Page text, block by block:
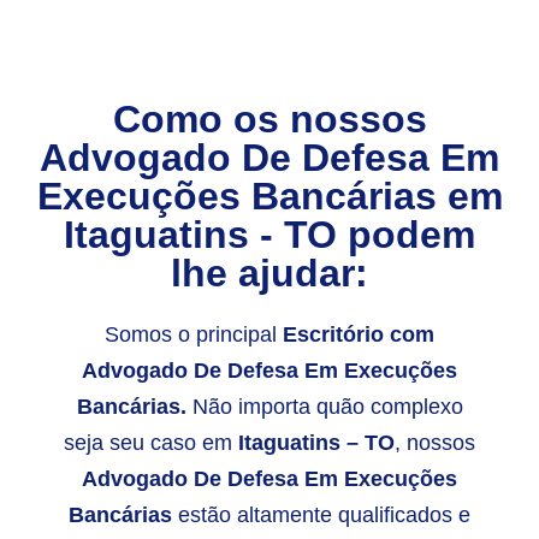
Como os nossos
Advogado De Defesa Em
Execuções Bancárias em
Itaguatins - TO podem
lhe ajudar:
Somos o principal Escritório com
Advogado De Defesa Em Execuções
Bancárias. Não importa quão complexo
seja seu caso em Itaguatins – TO, nossos
Advogado De Defesa Em Execuções
Bancárias estão altamente qualificados e